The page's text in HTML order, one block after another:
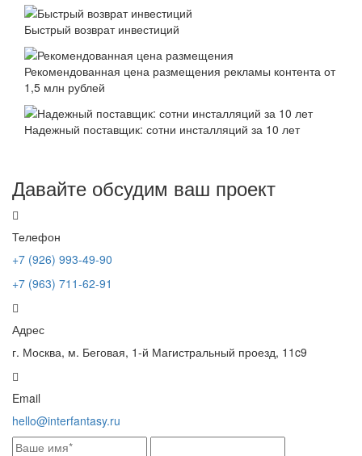
Быстрый возврат инвестиций
Рекомендованная цена размещения рекламы контента от
1,5 млн рублей
Надежный поставщик: сотни инсталляций за 10 лет
Давайте обсудим ваш проект
Телефон
+7 (926) 993-49-90
+7 (963) 711-62-91
Адрес
г. Москва, м. Беговая, 1-й Магистральный проезд, 11c9
Email
hello@interfantasy.ru